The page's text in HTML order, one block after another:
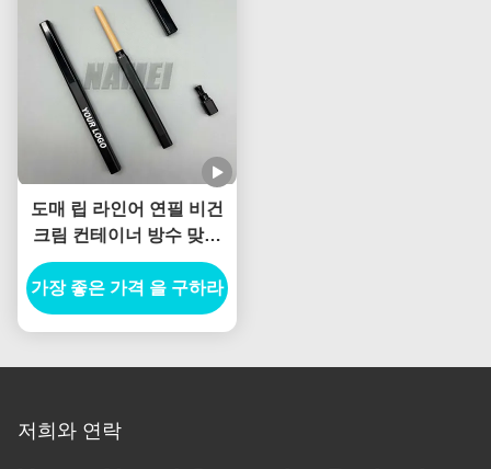
도매 립 라인어 연필 비건
크림 컨테이너 방수 맞춤
로고 개인 레이블
가장 좋은 가격 을 구하라
저희와 연락